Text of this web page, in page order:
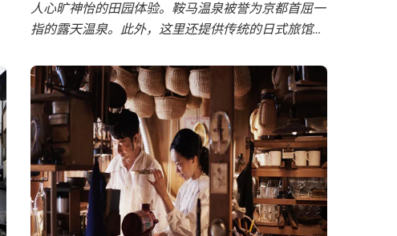
人心旷神怡的田园体验。鞍马温泉被誉为京都首屈一
指的露天温泉。此外，这里还提供传统的日式旅馆、